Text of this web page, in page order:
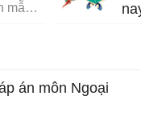
Cảm nhận Tây Tiến - Văn mẫu 12
án môn Ngoại